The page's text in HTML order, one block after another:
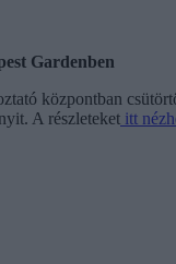
Gardenben
központban
A részleteket itt